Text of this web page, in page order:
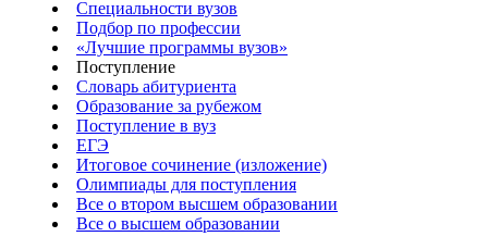
Специальности вузов
Подбор по профессии
«Лучшие программы вузов»
Поступление
Словарь абитуриента
Образование за рубежом
Поступление в вуз
ЕГЭ
Итоговое сочинение (изложение)
Олимпиады для поступления
Все о втором высшем образовании
Все о высшем образовании